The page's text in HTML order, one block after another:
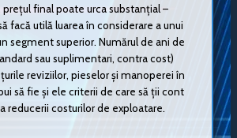
final poate urca substanțial –
facă utilă luarea în considerare a unui
segment superior. Numărul de ani de
sau suplimentari, contra cost)
reviziilor, pieselor și manoperei în
să fie și ele criterii de care să ții cont
reducerii costurilor de exploatare.